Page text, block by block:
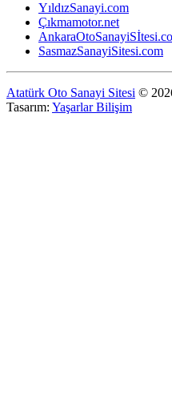
YıldızSanayi.com
Çıkmamotor.net
SasmazSanayiSitesi.com
Atatürk Oto Sanayi Sitesi ©
Tasarım: Yaşarlar Bilişim